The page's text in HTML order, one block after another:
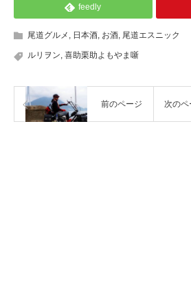
feedly
尾道グルメ , 日本酒, お酒, 尾道エスニック
ルリヲン, 喜助栗助よもやま噺
前のページ 次のペ